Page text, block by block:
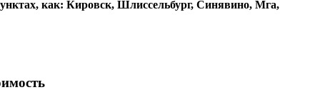
как: Кировск, Шлиссельбург, Синявино, Мга,